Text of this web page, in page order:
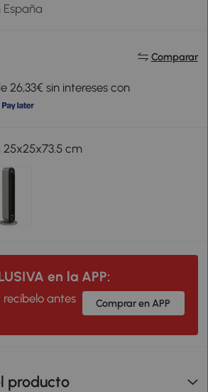
España
Comparar
26,33€ sin intereses con
25x25x73.5 cm
en la APP:
recíbelo antes
Comprar en APP
producto